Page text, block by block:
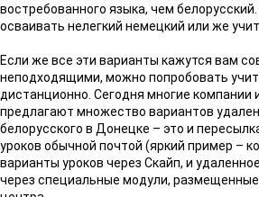
востребованного языка, чем
осваивать нелегкий немецкий или же
Если же все эти варианты кажутся вам
неподходящими, можно попробовать
дистанционно. Сегодня многие компании
предлагают множество вариантов
белорусского в Донецке – это и
уроков обычной почтой (яркий пример –
варианты уроков через Скайп, и
через специальные модули, размещенные